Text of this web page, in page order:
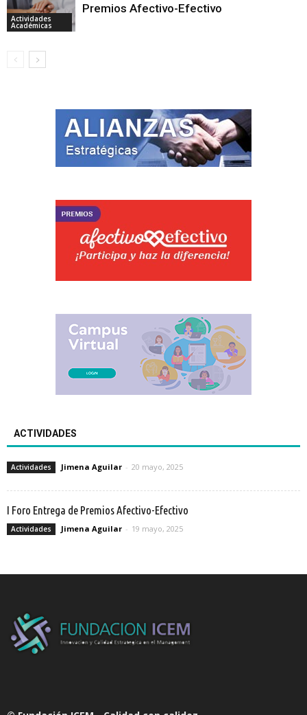
Actividades
Académicas
Premios Afectivo-Efectivo
ACTIVIDADES
Actividades Jimena Aguilar - 20 mayo, 2025
I Foro Entrega de Premios Afectivo-Efectivo
Actividades Jimena Aguilar - 19 mayo, 2025